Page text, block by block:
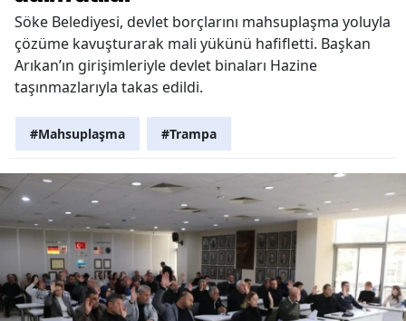
Söke Belediyesi, devlet borçlarını mahsuplaşma yoluyla
çözüme kavuşturarak mali yükünü hafifletti. Başkan
Arıkan’ın girişimleriyle devlet binaları Hazine
taşınmazlarıyla takas edildi.
#Mahsuplaşma #Trampa